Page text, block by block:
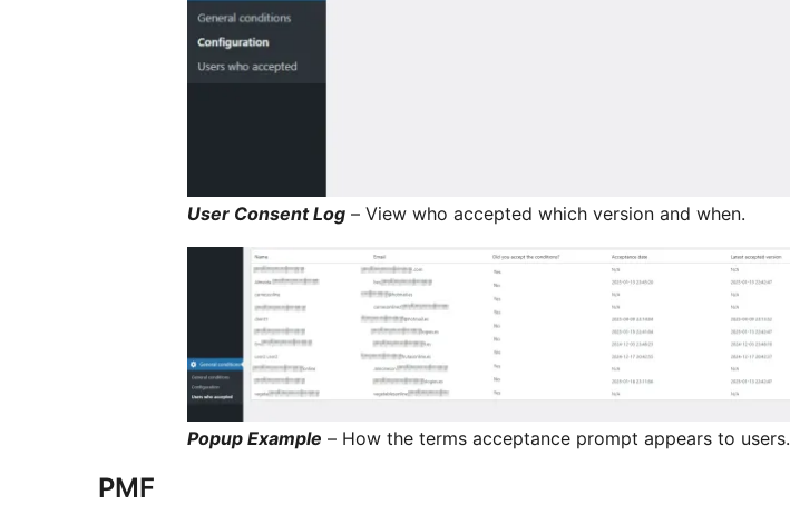
User Consent Log – View who accepted which version and when.
Popup Example – How the terms acceptance prompt appears to users.
PMF